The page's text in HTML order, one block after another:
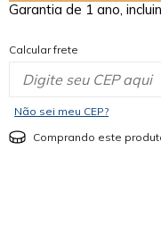
Garantia de 1 ano,
Calcular frete
Não sei meu CEP?
Comprando este